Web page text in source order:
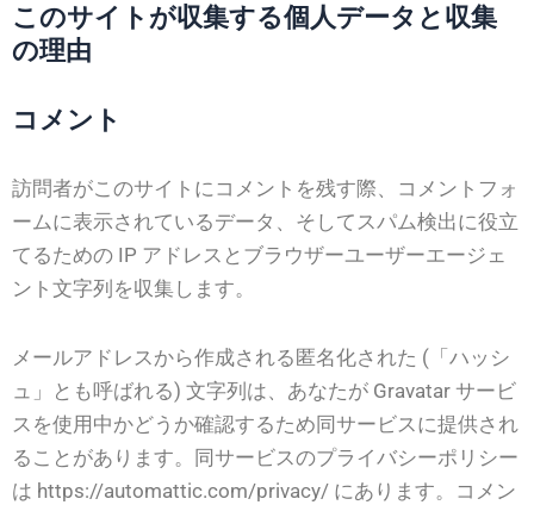
このサイトが収集する個人データと収集
の理由
コメント
訪問者がこのサイトにコメントを残す際、コメントフォ
ームに表示されているデータ、そしてスパム検出に役立
てるための IP アドレスとブラウザーユーザーエージェ
ント文字列を収集します。
メールアドレスから作成される匿名化された (「ハッシ
ュ」とも呼ばれる) 文字列は、あなたが Gravatar サービ
スを使用中かどうか確認するため同サービスに提供され
ることがあります。同サービスのプライバシーポリシー
は https://automattic.com/privacy/ にあります。コメン